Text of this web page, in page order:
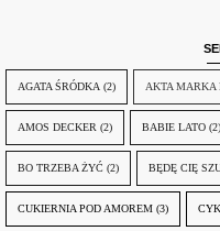
AGATA ŚRÓDKA (2) AKTA MARKA
AMOS DECKER (2) BABIE LATO (2)
BO TRZEBA ŻYĆ (2) BĘDĘ CIĘ
CUKIERNIA POD AMOREM (3)